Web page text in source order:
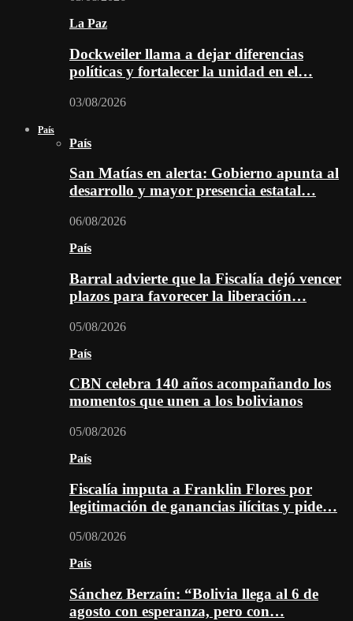
La Paz
Dockweiler llama a dejar diferencias
políticas y fortalecer la unidad en el…
03/08/2026
País
País
San Matías en alerta: Gobierno apunta al
desarrollo y mayor presencia estatal…
06/08/2026
País
Barral advierte que la Fiscalía dejó vencer
plazos para favorecer la liberación…
05/08/2026
País
CBN celebra 140 años acompañando los
momentos que unen a los bolivianos
05/08/2026
País
Fiscalía imputa a Franklin Flores por
legitimación de ganancias ilícitas y pide…
05/08/2026
País
Sánchez Berzaín: “Bolivia llega al 6 de
agosto con esperanza, pero con…